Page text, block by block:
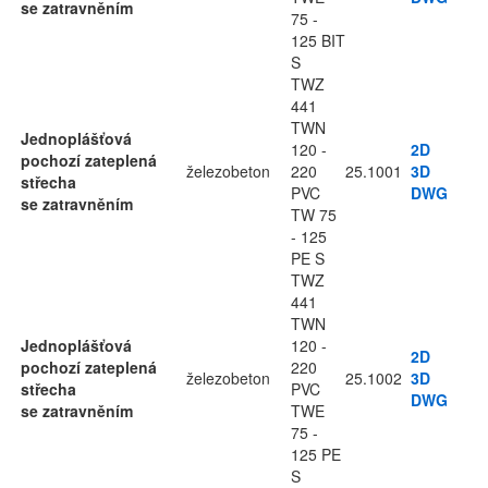
se zatravněním
75 -
125 BIT
S
Jednoplášťová
pochozí zateplená
střecha
se zatravněním
železobeton
TWZ
441
TWN
120 -
220
PVC
TW 75
- 125
PE S
25.1001
2D
3D
DWG
Jednoplášťová
pochozí zateplená
střecha
se zatravněním
železobeton
TWZ
441
TWN
120 -
220
PVC
TWE
75 -
125 PE
S
25.1002
2D
3D
DWG